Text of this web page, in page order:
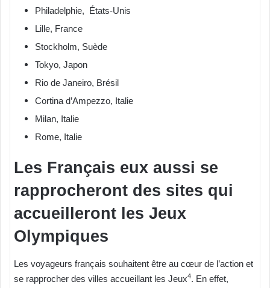
Philadelphie, États-Unis
Lille, France
Stockholm, Suède
Tokyo, Japon
Rio de Janeiro, Brésil
Cortina d’Ampezzo, Italie
Milan, Italie
Rome, Italie
Les Français eux aussi se
rapprocheront des sites qui
accueilleront les Jeux
Olympiques
Les voyageurs français souhaitent être au cœur de l’action et
se rapprocher des villes accueillant les Jeux4. En effet,